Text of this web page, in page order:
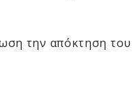
την απόκτηση